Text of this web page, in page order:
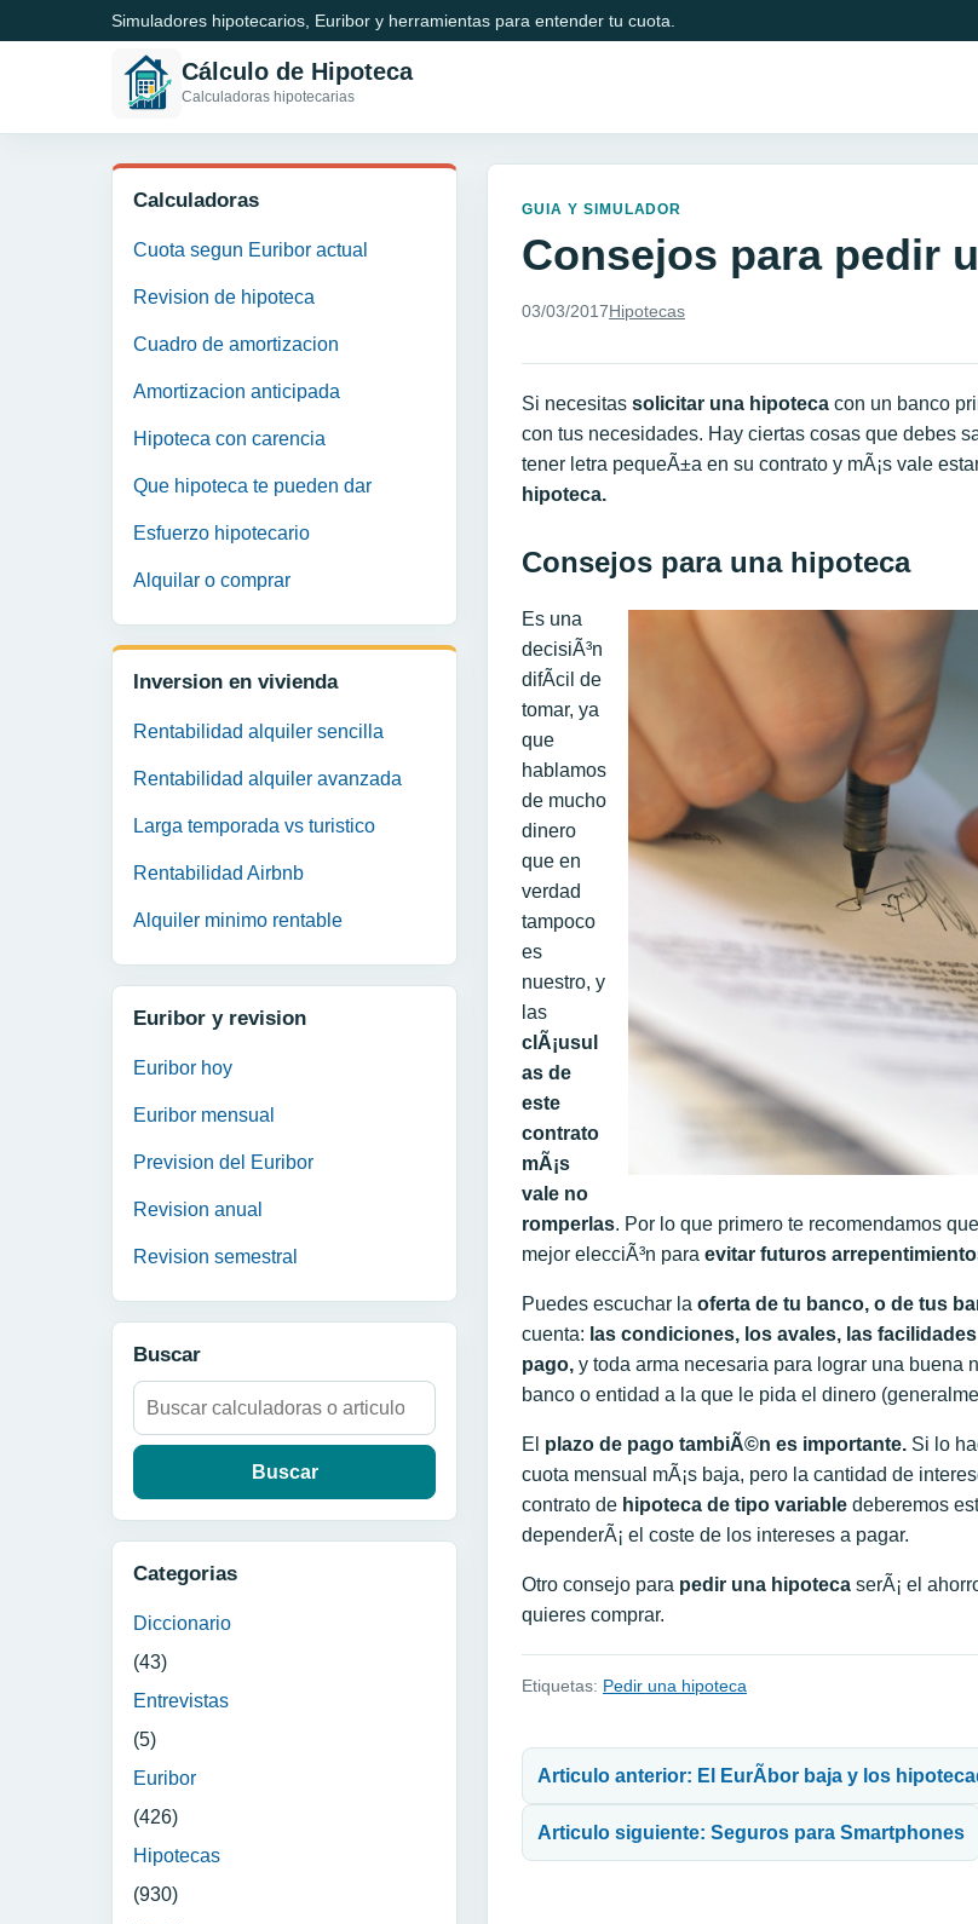
Simuladores hipotecarios, Euribor y herramientas para entender tu cuota.
Cálculo de Hipoteca
Calculadoras hipotecarias
Calculadoras
Cuota segun Euribor actual
Revision de hipoteca
Cuadro de amortizacion
Amortizacion anticipada
Hipoteca con carencia
Que hipoteca te pueden dar
Esfuerzo hipotecario
Alquilar o comprar
Inversion en vivienda
Rentabilidad alquiler sencilla
Rentabilidad alquiler avanzada
Larga temporada vs turistico
Rentabilidad Airbnb
Alquiler minimo rentable
Euribor y revision
Euribor hoy
Euribor mensual
Prevision del Euribor
Revision anual
Revision semestral
Buscar
Buscar:
Categorias
Diccionario
(43)
Entrevistas
(5)
Euribor
(426)
Hipotecas
(930)
GUIA Y SIMULADOR
Consejos para pedir
03/03/2017Hipotecas
Si necesitas solicitar una hipoteca con un banco
con tus necesidades. Hay ciertas cosas que debes
tener letra pequeÃ±a en su contrato y mÃ¡s vale
hipoteca.
Consejos para una hipoteca
Es una
decisiÃ³n
difÃ­cil de
tomar, ya
que
hablamos
de mucho
dinero
que en
verdad
tampoco
es
nuestro, y
las
clÃ¡usul
as de
este
contrato
mÃ¡s
vale no
romperlas. Por lo que primero te recomendamos
mejor elecciÃ³n para evitar futuros
Puedes escuchar la oferta de tu banco, o de tus
cuenta: las condiciones, los avales, las
pago, y toda arma necesaria para lograr una buena
banco o entidad a la que le pida el dinero
El plazo de pago tambiÃ©n es importante. Si lo
cuota mensual mÃ¡s baja, pero la cantidad de
contrato de hipoteca de tipo variable deberemos
dependerÃ¡ el coste de los intereses a pagar.
Otro consejo para pedir una hipoteca serÃ¡ el
quieres comprar.
Etiquetas: Pedir una hipoteca
Articulo anterior: El EurÃ­bor baja y los
Articulo siguiente: Seguros para Smartphones